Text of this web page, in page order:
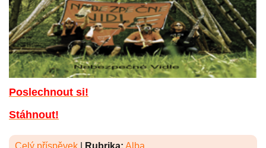
Poslechnout si!
Stáhnout!